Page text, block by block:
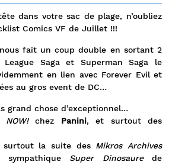
dans votre sac de plage, n’oubliez
Comics VF de Juillet !!!
nous fait un coup double en sortant 2
Saga et Superman Saga le
en lien avec Forever Evil et
au gros event de DC…
grand chose d’exceptionnel…
chez Panini, et surtout des
la suite des Mikros Archives
Super Dinosaurede